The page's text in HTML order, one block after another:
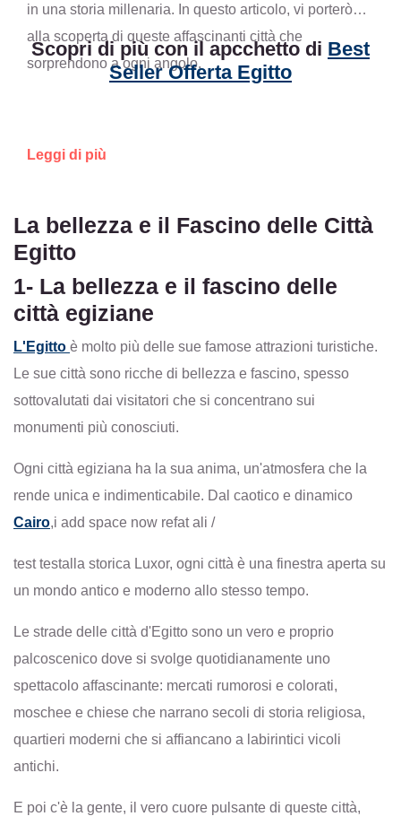
in una storia millenaria. In questo articolo, vi porterò
alla scoperta di queste affascinanti città che
sorprendono a ogni angolo.
Scopri di più con il apcchetto di Best
Seller Offerta Egitto
Leggi di più
La bellezza e il Fascino delle Città
Egitto
1- La bellezza e il fascino delle
città egiziane
L'Egitto è molto più delle sue famose attrazioni turistiche.
Le sue città sono ricche di bellezza e fascino, spesso
sottovalutati dai visitatori che si concentrano sui
monumenti più conosciuti.
Ogni città egiziana ha la sua anima, un'atmosfera che la
rende unica e indimenticabile. Dal caotico e dinamico
Cairo,i add space now refat ali /
testtestalla storica Luxor, ogni città è una finestra aperta su
un mondo antico e moderno allo stesso tempo.
Le strade delle città d'Egitto sono un vero e proprio
palcoscenico dove si svolge quotidianamente uno
spettacolo affascinante: mercati rumorosi e colorati,
moschee e chiese che narrano secoli di storia religiosa,
quartieri moderni che si affiancano a labirintici vicoli
antichi.
E poi c'è la gente, il vero cuore pulsante di queste città,